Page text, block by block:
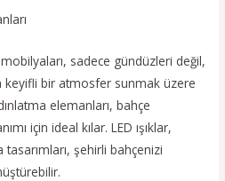
sadece gündüzleri değil,
keyifli bir atmosfer sunmak üzere
elemanları, bahçe
için ideal kılar. LED ışıklar,
şehirli bahçenizi